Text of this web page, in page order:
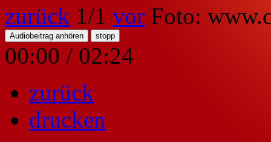
zurück 1/1 vor Foto:
Audiobeitrag anhören stopp
00:00 / 02:24
zurück
drucken